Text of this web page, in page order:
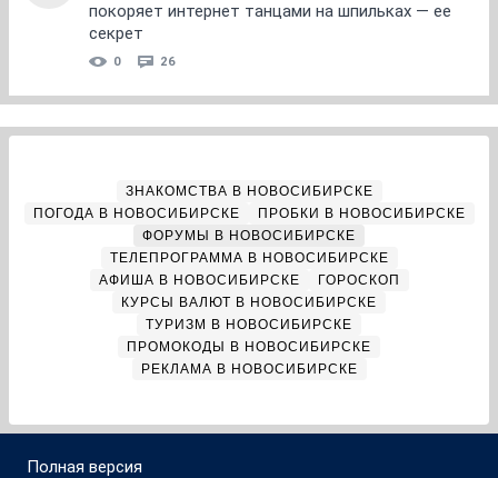
покоряет интернет танцами на шпильках — ее
секрет
0 26
ЗНАКОМСТВА В НОВОСИБИРСКЕ
ПОГОДА В НОВОСИБИРСКЕ
ПРОБКИ В НОВОСИБИРСКЕ
ФОРУМЫ В НОВОСИБИРСКЕ
ТЕЛЕПРОГРАММА В НОВОСИБИРСКЕ
АФИША В НОВОСИБИРСКЕ
ГОРОСКОП
КУРСЫ ВАЛЮТ В НОВОСИБИРСКЕ
ТУРИЗМ В НОВОСИБИРСКЕ
ПРОМОКОДЫ В НОВОСИБИРСКЕ
РЕКЛАМА В НОВОСИБИРСКЕ
Полная версия